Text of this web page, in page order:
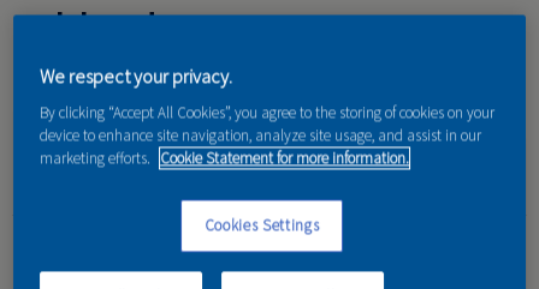
PORADENSTVÍ
AKCE A NOVINKY
PARTNEŘI
Jste zde
Domů»Partneri
EBarch interiéry
We respect your privacy.
By clicking “Accept All Cookies”, you agree to the storing of cookies on your
device to enhance site navigation, analyze site usage, and assist in our
marketing efforts. Cookie Statement for more information.
Cookies Settings